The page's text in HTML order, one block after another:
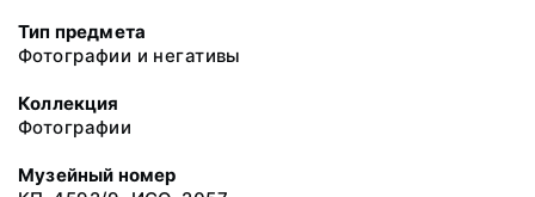
Тип предмета
Фотографии и негативы
Коллекция
Фотографии
Музейный номер